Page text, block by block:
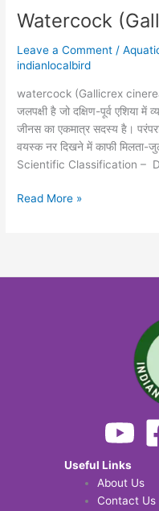
Watercock
Leave a Comment /
indianlocalbird
watercock (Gallicrex
जलपक्षी है जो दक्षिण-पूर्व एशिया
जीनस का एकमात्र सदस्य है।
वयस्क नर दिखने में काफी मिलता-
Scientific Classification –
Read More »
Useful Links
About Us
Contact Us